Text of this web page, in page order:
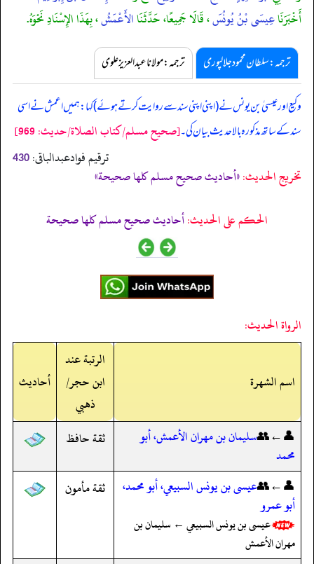
أَخْبَرَنَاعِيسَى بْنُ يُونُسَ، قَالَا جَمِيعًا، حَدَّثَنَاالأَعْمَشُ، بِهَذَا الإِسْنَادِ نَحْوَهُ.
ترجمہ:سلطان محمود جلالپوری ترجمہ:مولانا عبدالعزیز علوی
وکیع اور عیسیٰ بن یونس نے (اپنی اپنی سند سے روایت کرتے ہوئے) کہا: ہمیں اعمش نے اسی
سند کے ساتھ مذکورہ بالا حدیث بیان کی۔[صحيح مسلم/كتاب الصلاة/حدیث: 969]
ترقیم فوادعبدالباقی: 430
تخریج الحدیث:«أحاديث صحيح مسلم كلها صحيحة»
الحكم على الحديث:أحاديث صحيح مسلم كلها صحيحة
الرواة الحديث:
اسم الشهرة
الرتبة عند
ابن حجر/
ذهبي
أحاديث
👤←👥سليمان بن مهران الأعمش، أبو
محمد
ثقة حافظ
👤←👥عيسى بن يونس السبيعي، أبو محمد،
أبو عمرو
عيسى بن يونس السبيعي ← سليمان بن
مهران الأعمش
ثقة مأمون